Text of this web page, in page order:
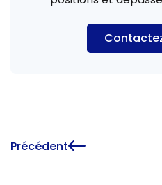
Précédent